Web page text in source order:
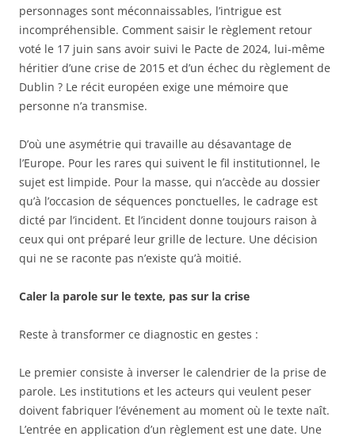
personnages sont méconnaissables, l’intrigue est
incompréhensible. Comment saisir le règlement retour
voté le 17 juin sans avoir suivi le Pacte de 2024, lui-même
héritier d’une crise de 2015 et d’un échec du règlement de
Dublin ? Le récit européen exige une mémoire que
personne n’a transmise.
D’où une asymétrie qui travaille au désavantage de
l’Europe. Pour les rares qui suivent le fil institutionnel, le
sujet est limpide. Pour la masse, qui n’accède au dossier
qu’à l’occasion de séquences ponctuelles, le cadrage est
dicté par l’incident. Et l’incident donne toujours raison à
ceux qui ont préparé leur grille de lecture. Une décision
qui ne se raconte pas n’existe qu’à moitié.
Caler la parole sur le texte, pas sur la crise
Reste à transformer ce diagnostic en gestes :
Le premier consiste à inverser le calendrier de la prise de
parole. Les institutions et les acteurs qui veulent peser
doivent fabriquer l’événement au moment où le texte naît.
L’entrée en application d’un règlement est une date. Une